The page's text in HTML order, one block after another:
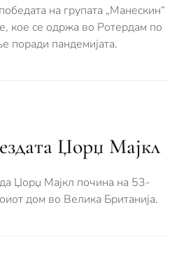
на групата „Манескин“
кое се одржа во Ротердам по
поради пандемијата.
Џорџ Мајкл
Џорџ Мајкл почина на 53-
дом во Велика Британија.